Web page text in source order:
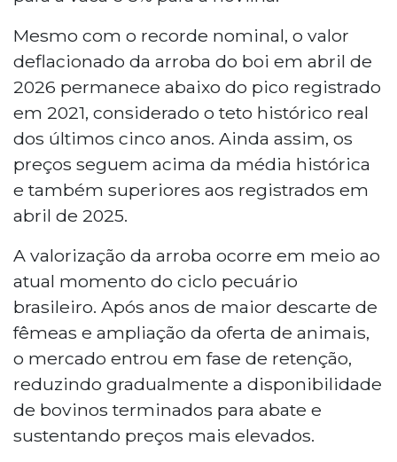
Mesmo com o recorde nominal, o valor
deflacionado da arroba do boi em abril de
2026 permanece abaixo do pico registrado
em 2021, considerado o teto histórico real
dos últimos cinco anos. Ainda assim, os
preços seguem acima da média histórica
e também superiores aos registrados em
abril de 2025.
A valorização da arroba ocorre em meio ao
atual momento do ciclo pecuário
brasileiro. Após anos de maior descarte de
fêmeas e ampliação da oferta de animais,
o mercado entrou em fase de retenção,
reduzindo gradualmente a disponibilidade
de bovinos terminados para abate e
sustentando preços mais elevados.